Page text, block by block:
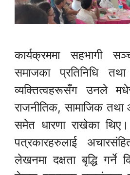
कार्यक्रममा सहभागी
समाजका प्रतिनिधि तथा
व्यक्तित्वहरूसँग उनले
राजनीतिक, सामाजिक तथा
समेत धारणा राखेका थिए।
पत्रकारहरुलाई
लेखनमा दक्षता बृद्धि गर्ने